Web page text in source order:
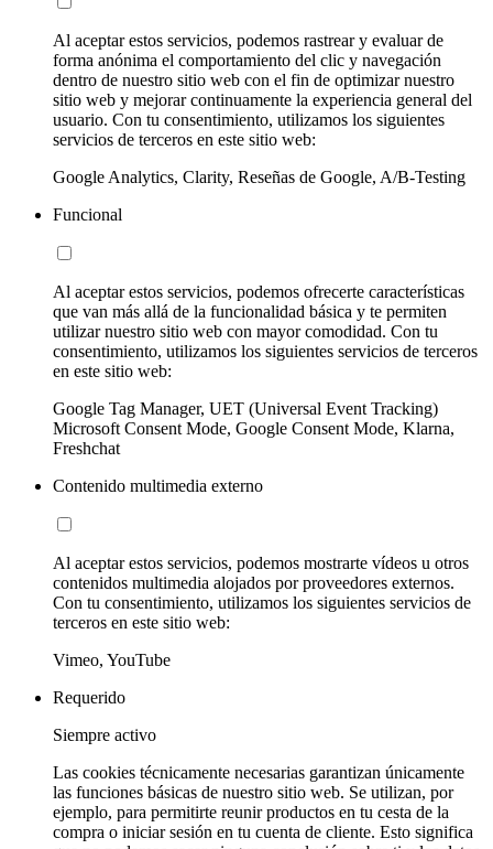
Al aceptar estos servicios, podemos rastrear y evaluar de
forma anónima el comportamiento del clic y navegación
dentro de nuestro sitio web con el fin de optimizar nuestro
sitio web y mejorar continuamente la experiencia general del
usuario. Con tu consentimiento, utilizamos los siguientes
servicios de terceros en este sitio web:
Google Analytics, Clarity, Reseñas de Google, A/B-Testing
Funcional
Al aceptar estos servicios, podemos ofrecerte características
que van más allá de la funcionalidad básica y te permiten
utilizar nuestro sitio web con mayor comodidad. Con tu
consentimiento, utilizamos los siguientes servicios de terceros
en este sitio web:
Google Tag Manager, UET (Universal Event Tracking)
Microsoft Consent Mode, Google Consent Mode, Klarna,
Freshchat
Contenido multimedia externo
Al aceptar estos servicios, podemos mostrarte vídeos u otros
contenidos multimedia alojados por proveedores externos.
Con tu consentimiento, utilizamos los siguientes servicios de
terceros en este sitio web:
Vimeo, YouTube
Requerido
Siempre activo
Las cookies técnicamente necesarias garantizan únicamente
las funciones básicas de nuestro sitio web. Se utilizan, por
ejemplo, para permitirte reunir productos en tu cesta de la
compra o iniciar sesión en tu cuenta de cliente. Esto significa